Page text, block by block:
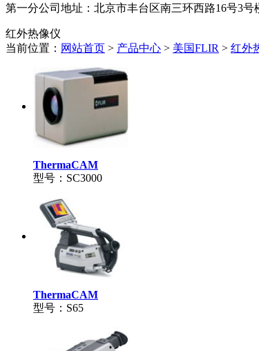
第一分公司地址：北京市丰台区南三环西路16号3号
红外热像仪
当前位置： 网站首页 > 产品中心 > 美国FLIR > 红外
ThermaCAM
型号：SC3000
ThermaCAM
型号：S65